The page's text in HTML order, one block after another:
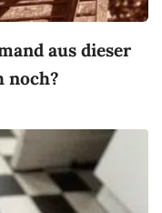
aus dieser
noch?